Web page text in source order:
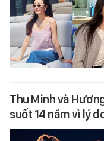
Thu Minh và
suốt 14 năm vì lý